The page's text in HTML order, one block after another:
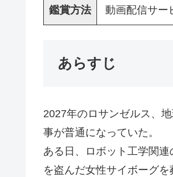
鑑賞方法 動画配信サー
あらすじ
2027年のロサンゼルス、
事が普通になっていた。
ある日、ロボット工学関
を盗んだ女性サイボーグ